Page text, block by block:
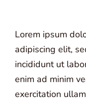
Lorem ipsum
adipiscing elit,
incididunt ut
enim ad minim
exercitation